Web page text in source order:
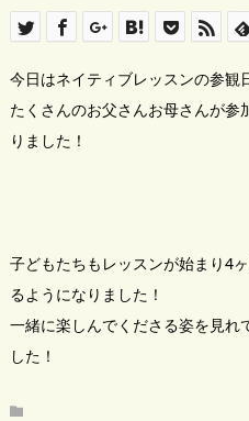
今日はネイティブレッスンの参観
たくさんのお父さんお母さんが
りました！
子どもたちもレッスンが始まり4
るようになりました！
一緒に楽しんでくださる姿を見
した！